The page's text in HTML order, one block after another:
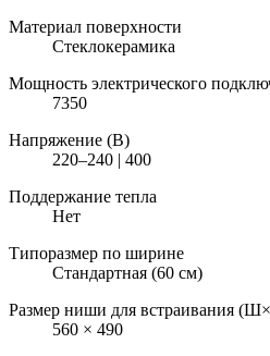
Материал поверхности
Стеклокерамика
Мощность электрического
7350
Напряжение (В)
220–240 | 400
Поддержание тепла
Нет
Типоразмер по ширине
Стандартная (60 см)
Размер ниши для встраивания
560 × 490